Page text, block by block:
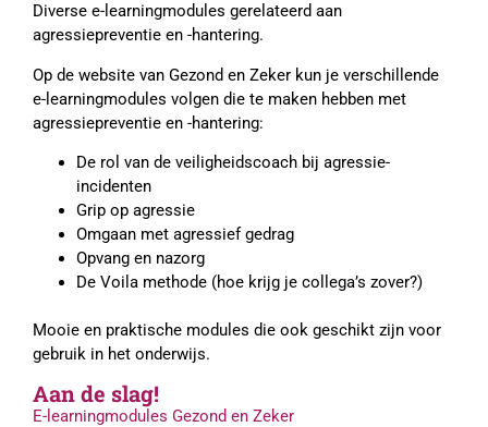
Diverse e-learningmodules gerelateerd aan
agressiepreventie en -hantering.
Op de website van Gezond en Zeker kun je verschillende
e-learningmodules volgen die te maken hebben met
agressiepreventie en -hantering:
De rol van de veiligheidscoach bij agressie-
incidenten
Grip op agressie
Omgaan met agressief gedrag
Opvang en nazorg
De Voila methode (hoe krijg je collega’s zover?)
Mooie en praktische modules die ook geschikt zijn voor
gebruik in het onderwijs.
Aan de slag!
E-learningmodules Gezond en Zeker